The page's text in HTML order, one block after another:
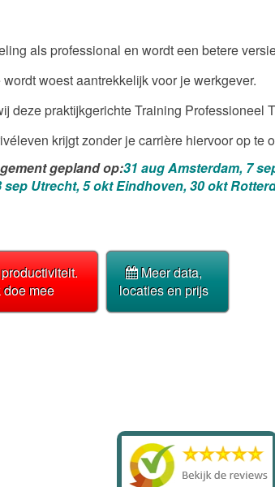
als professional en wordt een betere
woest aantrekkelijk voor je werkgever.
deze praktijkgerichte Training Professioneel
krijgt zonder je carrière hiervoor op te
gepland op:31 aug Amsterdam, 7
Utrecht, 5 okt Eindhoven, 30 okt
doe mee
Meer data,
locaties en prijs